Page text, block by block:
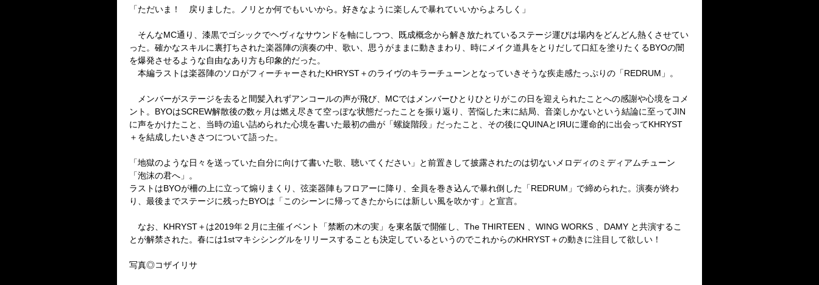
「ただいま！ 戻りました。ノリとか何でもいいから。好きなように楽しんで暴れていいからよろしく」
そんなMC通り、漆黒でゴシックでヘヴィなサウンドを軸にしつつ、既成概念から解き放たれているステージ運びは場内をどんどん熱くさせてい
った。確かなスキルに裏打ちされた楽器陣の演奏の中、歌い、思うがままに動きまわり、時にメイク道具をとりだして口紅を塗りたくるBYOの闇
を爆発させるような自由なあり方も印象的だった。
本編ラストは楽器陣のソロがフィーチャーされたKHRYST＋のライヴのキラーチューンとなっていきそうな疾走感たっぷりの「REDRUM」。
メンバーがステージを去ると間髪入れずアンコールの声が飛び、MCではメンバーひとりひとりがこの日を迎えられたことへの感謝や心境をコメ
ント。BYOはSCREW解散後の数ヶ月は燃え尽きて空っぽな状態だったことを振り返り、苦悩した末に結局、音楽しかないという結論に至ってJIN
に声をかけたこと、当時の追い詰められた心境を書いた最初の曲が「螺旋階段」だったこと、その後にQUINAとIЯUに運命的に出会ってKHRYST
＋を結成したいきさつについて語った。
「地獄のような日々を送っていた自分に向けて書いた歌、聴いてください」と前置きして披露されたのは切ないメロディのミディアムチューン
「泡沫の君へ」。
ラストはBYOが柵の上に立って煽りまくり、弦楽器陣もフロアーに降り、全員を巻き込んで暴れ倒した「REDRUM」で締められた。演奏が終わ
り、最後までステージに残ったBYOは「このシーンに帰ってきたからには新しい風を吹かす」と宣言。
なお、KHRYST＋は2019年２月に主催イベント「禁断の木の実」を東名阪で開催し、The THIRTEEN 、WING WORKS 、DAMY と共演するこ
とが解禁された。春には1stマキシシングルをリリースすることも決定しているというのでこれからのKHRYST＋の動きに注目して欲しい！
写真◎コザイリサ